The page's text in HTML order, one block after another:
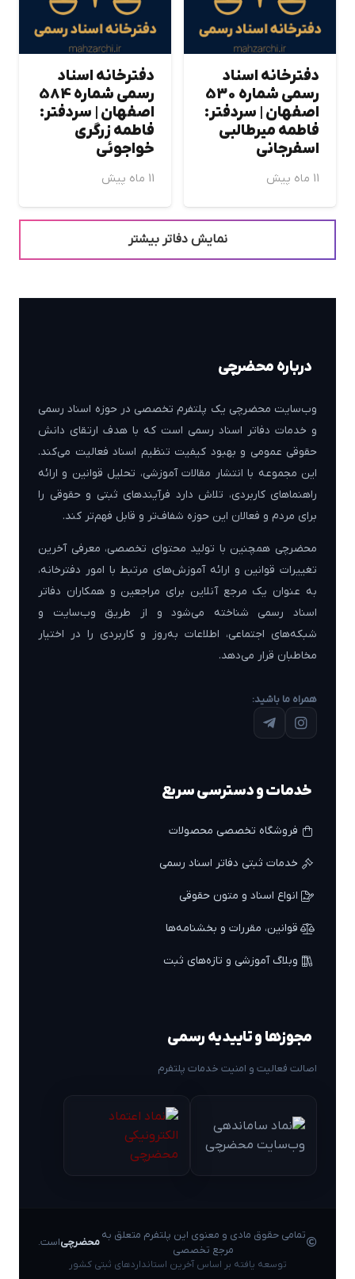
دفترخانه اسناد
رسمی شماره 530
اصفهان | سردفتر:
فاطمه ميرطالبي
اسفرجاني
11 ماه پیش
دفترخانه اسناد
رسمی شماره 584
اصفهان | سردفتر:
فاطمه زرگري
خواجوئي
11 ماه پیش
نمایش دفاتر بیشتر
درباره محضرچی
وب‌سایت محضرچی یک پلتفرم تخصصی در حوزه اسناد رسمی
و خدمات دفاتر اسناد رسمی است که با هدف ارتقای دانش
حقوقی عمومی و بهبود کیفیت تنظیم اسناد فعالیت می‌کند.
این مجموعه با انتشار مقالات آموزشی، تحلیل قوانین و ارائه
راهنماهای کاربردی، تلاش دارد فرآیندهای ثبتی و حقوقی را
برای مردم و فعالان این حوزه شفاف‌تر و قابل فهم‌تر کند.
محضرچی همچنین با تولید محتوای تخصصی، معرفی آخرین
تغییرات قوانین و ارائه آموزش‌های مرتبط با امور دفترخانه،
به عنوان یک مرجع آنلاین برای مراجعین و همکاران دفاتر
اسناد رسمی شناخته می‌شود و از طریق وب‌سایت و
شبکه‌های اجتماعی، اطلاعات به‌روز و کاربردی را در اختیار
مخاطبان قرار می‌دهد.
همراه ما باشید:
خدمات و دسترسی سریع
فروشگاه تخصصی محصولات
خدمات ثبتی دفاتر اسناد رسمی
انواع اسناد و متون حقوقی
قوانین، مقررات و بخشنامه‌ها
وبلاگ آموزشی و تازه‌های ثبت
مجوزها و تاییدیه رسمی
اصالت فعالیت و امنیت خدمات پلتفرم
تمامی حقوق مادی و معنوی این پلتفرم متعلق به
مرجع تخصصی
محضرچیاست.
توسعه یافته بر اساس آخرین استانداردهای ثبتی کشور